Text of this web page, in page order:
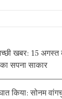
खबर: 15 अगस्त
सपना साकार
किया: सोनम